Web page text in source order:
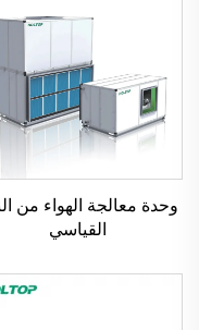
وحدة معالجة الهواء من
القياسي